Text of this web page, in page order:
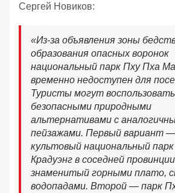
Сергей Новиков:
«Из-за объявления зоны
образования опасных воронок
национальный парк Пху Пха
временно недоступен для
Туристы могут
безопасными природными
альтернативами с
пейзажами. Первый вариант —
культовый национальный
Крадуэнг в соседней
знаменитый горными плато,
водопадами. Второй — парк